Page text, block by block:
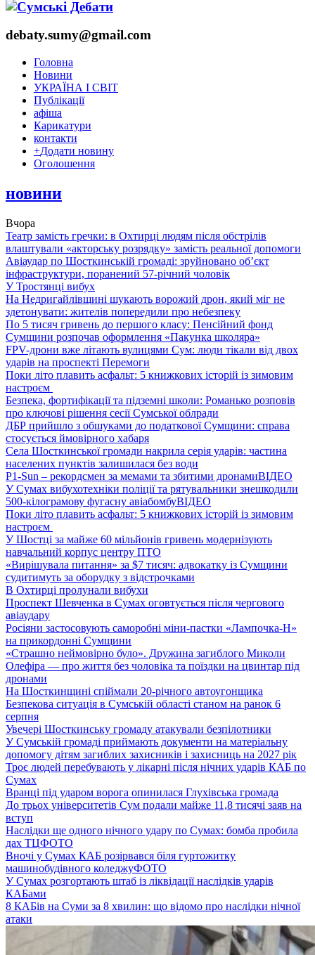
debaty.sumy@gmail.com
Головна
Новини
УКРАЇНА І СВІТ
Публікації
афіша
Карикатури
контакти
+Додати новину
Оголошення
новини
Вчора
Театр замість гречки: в Охтирці людям після обстрілів
влаштували «акторську розрядку» замість реальної допомоги
Авіаудар по Шосткинській громаді: зруйновано об’єкт
інфраструктури, поранений 57-річний чоловік
У Тростянці вибух
На Недригайлівщині шукають ворожий дрон, який міг не
здетонувати: жителів попередили про небезпеку
По 5 тисяч гривень до першого класу: Пенсійний фонд
Сумщини розпочав оформлення «Пакунка школяра»
FPV-дрони вже літають вулицями Сум: люди тікали від двох
ударів на проспекті Перемоги
Поки літо плавить асфальт: 5 книжкових історій із зимовим
настроєм
Безпека, фортифікації та підземні школи: Романько розповів
про ключові рішення сесії Сумської облради
ДБР прийшло з обшуками до податкової Сумщини: справа
стосується ймовірного хабаря
Села Шосткинської громади накрила серія ударів: частина
населених пунктів залишилася без води
P1-Sun – рекордсмен за мемами та збитими дронамиВІДЕО
У Сумах вибухотехніки поліції та рятувальники знешкодили
500-кілограмову фугасну авіабомбуВІДЕО
Поки літо плавить асфальт: 5 книжкових історій із зимовим
настроєм
У Шостці за майже 60 мільйонів гривень модернізують
навчальний корпус центру ПТО
«Вирішувала питання» за $7 тисяч: адвокатку із Сумщини
судитимуть за оборудку з відстрочками
В Охтирці пролунали вибухи
Проспект Шевченка в Сумах оговтується після чергового
авіаудару
Росіяни застосовують саморобні міни-пастки «Лампочка-Н»
на прикордонні Сумщини
«Страшно неймовірно було». Дружина загиблого Миколи
Олефіра — про життя без чоловіка та поїздки на цвинтар під
дронами
На Шосткинщині спіймали 20-річного автоугонщика
Безпекова ситуація в Сумській області станом на ранок 6
серпня
Увечері Шосткинську громаду атакували безпілотники
У Сумській громаді приймають документи на матеріальну
допомогу дітям загиблих захисників і захисниць на 2027 рік
Троє людей перебувають у лікарні після нічних ударів КАБ по
Сумах
Вранці під ударом ворога опинилася Глухівська громада
До трьох університетів Сум подали майже 11,8 тисячі заяв на
вступ
Наслідки ще одного нічного удару по Сумах: бомба пробила
дах ТЦФОТО
Вночі у Сумах КАБ розірвався біля гуртожитку
машинобудівного коледжуФОТО
У Сумах розгортають штаб із ліквідації наслідків ударів
КАБами
8 КАБів на Суми за 8 хвилин: що відомо про наслідки нічної
атаки